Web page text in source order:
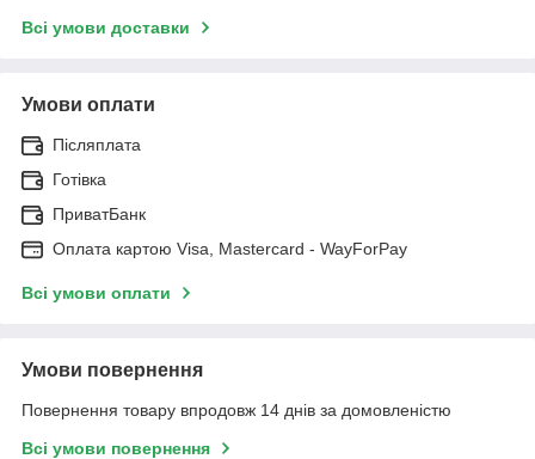
Всі умови доставки
Умови оплати
Післяплата
Готівка
ПриватБанк
Оплата картою Visa, Mastercard - WayForPay
Всі умови оплати
Умови повернення
Повернення товару впродовж 14 днів за домовленістю
Всі умови повернення